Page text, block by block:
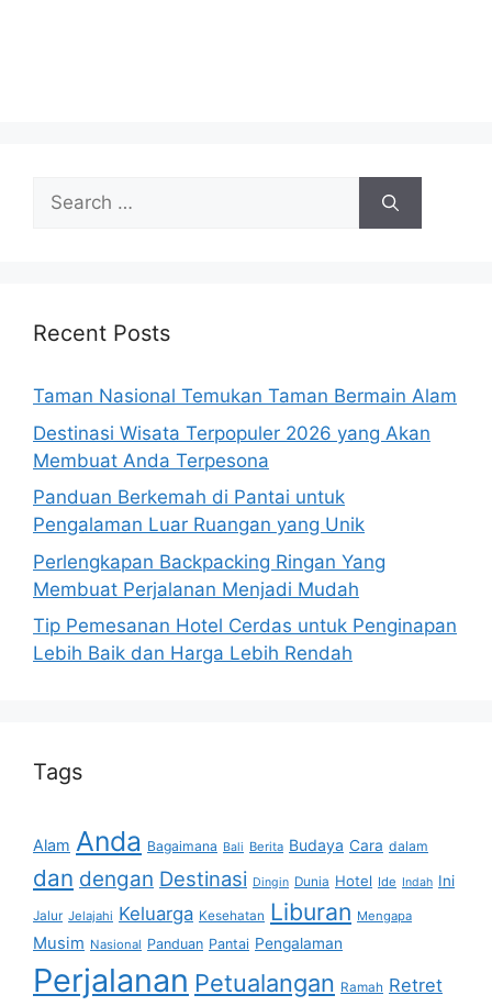
Search
for:
Recent Posts
Taman Nasional Temukan Taman Bermain Alam
Destinasi Wisata Terpopuler 2026 yang Akan
Membuat Anda Terpesona
Panduan Berkemah di Pantai untuk
Pengalaman Luar Ruangan yang Unik
Perlengkapan Backpacking Ringan Yang
Membuat Perjalanan Menjadi Mudah
Tip Pemesanan Hotel Cerdas untuk Penginapan
Lebih Baik dan Harga Lebih Rendah
Tags
Alam Anda Bagaimana Bali Berita Budaya Cara dalam
dan dengan Destinasi Dingin Dunia Hotel Ide Indah Ini
Jalur Jelajahi Keluarga Kesehatan Liburan Mengapa
Musim Nasional Panduan Pantai Pengalaman
Perjalanan Petualangan Ramah Retret